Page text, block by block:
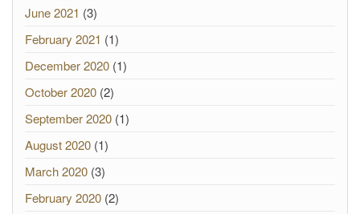
June 2021 (3)
February 2021 (1)
December 2020 (1)
October 2020 (2)
September 2020 (1)
August 2020 (1)
March 2020 (3)
February 2020 (2)